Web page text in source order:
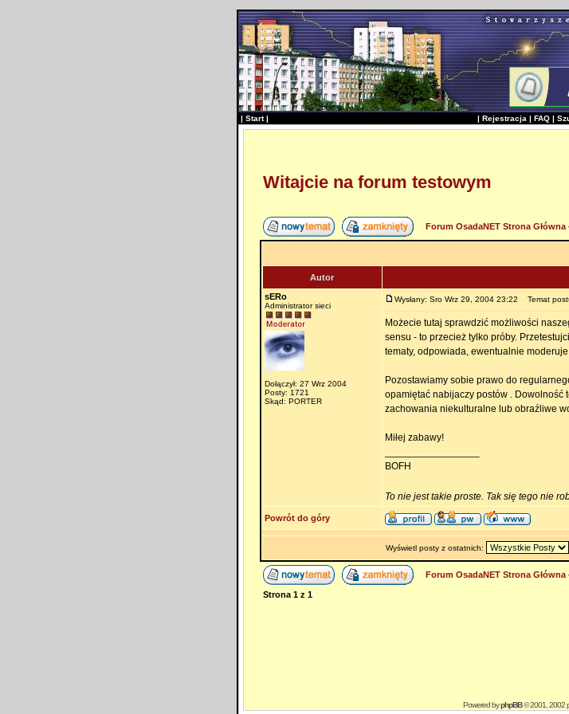
| Start| | Rejestracja | FAQ |
Witajcie na forum testowym
Forum OsadaNET Strona Główna
Autor
sERo
Administrator sieci
Dołączył: 27 Wrz 2004
Posty: 1721
Skąd: PORTER
Wysłany: Sro Wrz 29, 2004 23:22 Temat
Możecie tutaj sprawdzić możliwości
sensu - to przecież tylko próby.
tematy, odpowiada, ewentualnie
Pozostawiamy sobie prawo do
opamiętać nabijaczy postów . Dowolność
zachowania niekulturalne lub obraźliwe
Miłej zabawy!
BOFH
To nie jest takie proste. Tak się tego nie
Powrót do góry
Wyświetl posty z ostatnich:
Forum OsadaNET Strona Główna
Strona 1z 1
Powered byphpBB© 2001, 2002